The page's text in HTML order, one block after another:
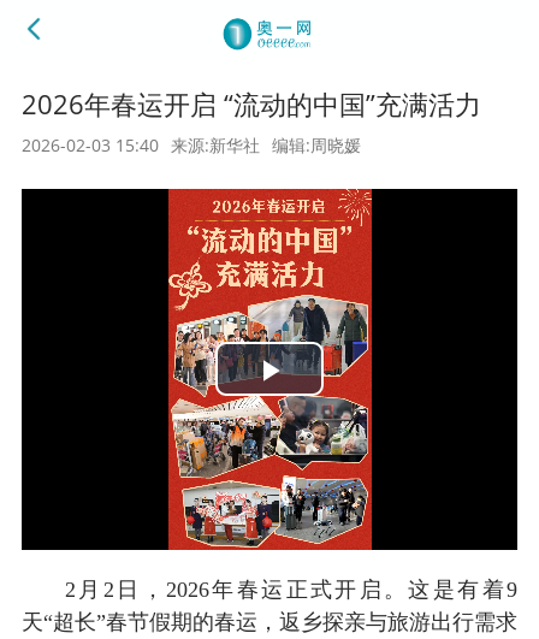
2026年春运开启 “流动的中国”充满活力
2026-02-03 15:40 来源:新华社 编辑:周晓媛
Play
Video
2月2日，2026年春运正式开启。这是有着9
天“超长”春节假期的春运，返乡探亲与旅游出行需求